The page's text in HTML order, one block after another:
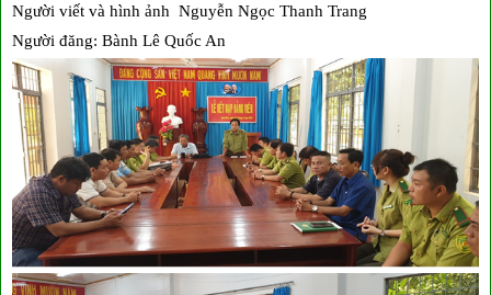
Người viết và hình ảnh Nguyễn Ngọc Thanh Trang
Người đăng: Bành Lê Quốc An